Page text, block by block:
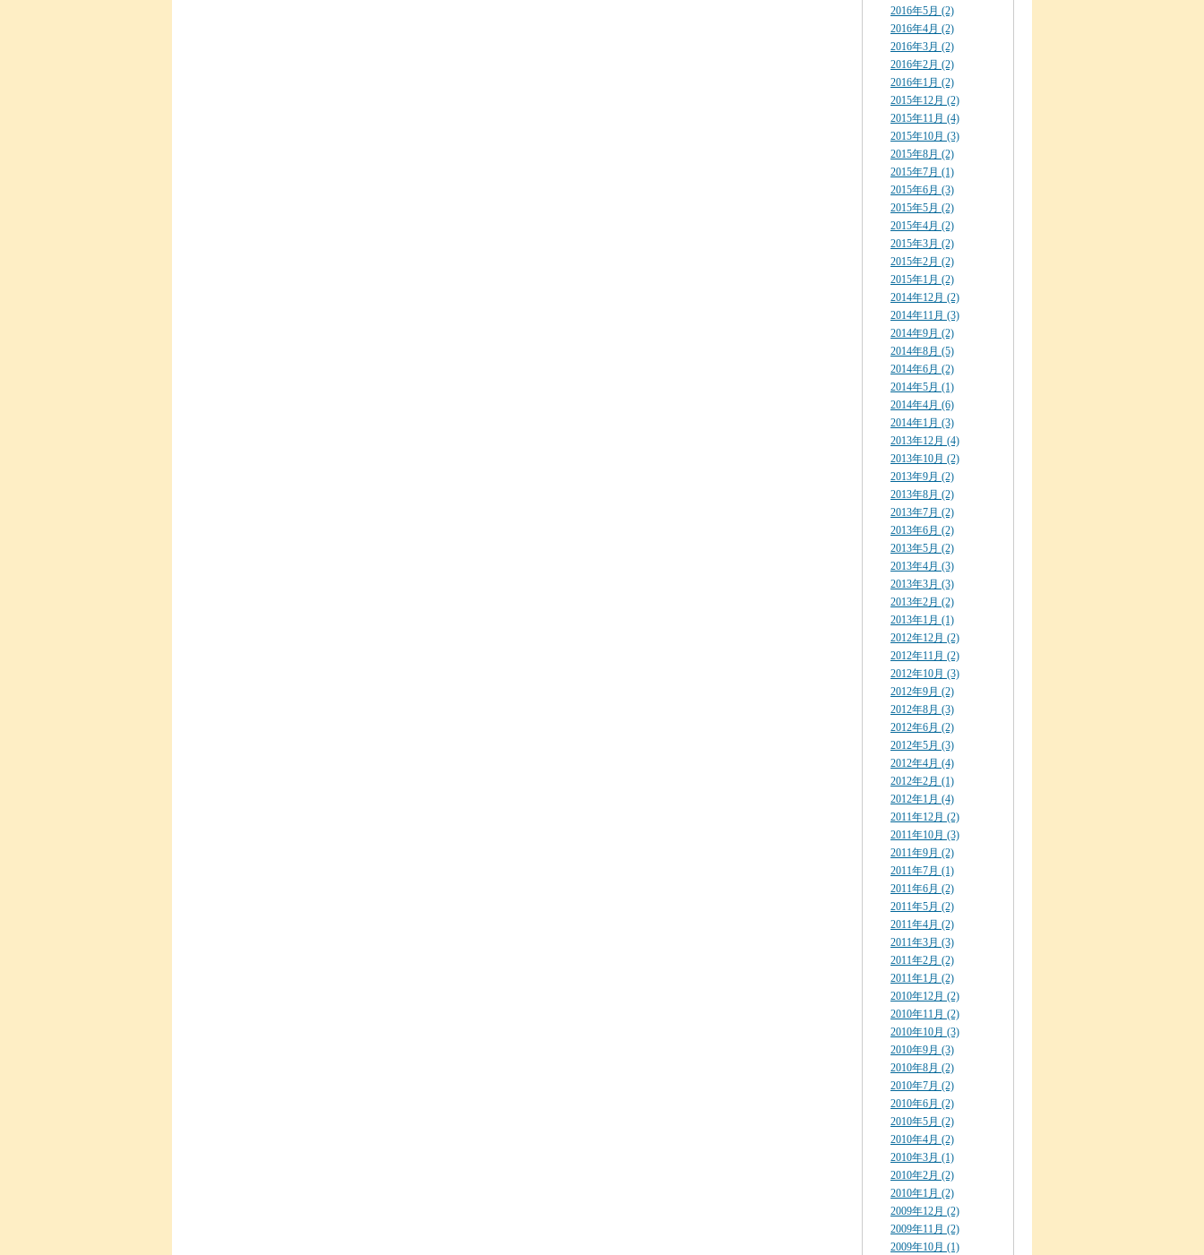
2016年5月 (2)
2016年4月 (2)
2016年3月 (2)
2016年2月 (2)
2016年1月 (2)
2015年12月 (2)
2015年11月 (4)
2015年10月 (3)
2015年8月 (2)
2015年7月 (1)
2015年6月 (3)
2015年5月 (2)
2015年4月 (2)
2015年3月 (2)
2015年2月 (2)
2015年1月 (2)
2014年12月 (2)
2014年11月 (3)
2014年9月 (2)
2014年8月 (5)
2014年6月 (2)
2014年5月 (1)
2014年4月 (6)
2014年1月 (3)
2013年12月 (4)
2013年10月 (2)
2013年9月 (2)
2013年8月 (2)
2013年7月 (2)
2013年6月 (2)
2013年5月 (2)
2013年4月 (3)
2013年3月 (3)
2013年2月 (2)
2013年1月 (1)
2012年12月 (2)
2012年11月 (2)
2012年10月 (3)
2012年9月 (2)
2012年8月 (3)
2012年6月 (2)
2012年5月 (3)
2012年4月 (4)
2012年2月 (1)
2012年1月 (4)
2011年12月 (2)
2011年10月 (3)
2011年9月 (2)
2011年7月 (1)
2011年6月 (2)
2011年5月 (2)
2011年4月 (2)
2011年3月 (3)
2011年2月 (2)
2011年1月 (2)
2010年12月 (2)
2010年11月 (2)
2010年10月 (3)
2010年9月 (3)
2010年8月 (2)
2010年7月 (2)
2010年6月 (2)
2010年5月 (2)
2010年4月 (2)
2010年3月 (1)
2010年2月 (2)
2010年1月 (2)
2009年12月 (2)
2009年11月 (2)
2009年10月 (1)